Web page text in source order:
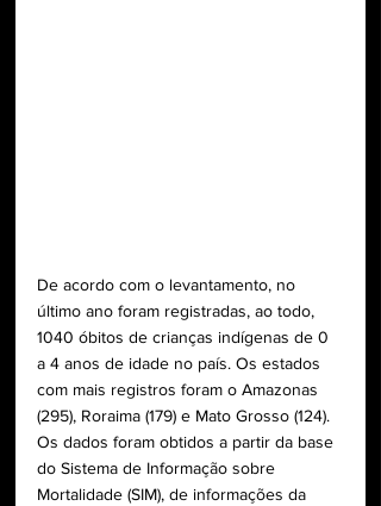
De acordo com o levantamento, no
último ano foram registradas, ao todo,
1040 óbitos de crianças indígenas de 0
a 4 anos de idade no país. Os estados
com mais registros foram o Amazonas
(295), Roraima (179) e Mato Grosso (124).
Os dados foram obtidos a partir da base
do Sistema de Informação sobre
Mortalidade (SIM), de informações da